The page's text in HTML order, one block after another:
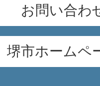
お問い合わ
堺市ホームペ